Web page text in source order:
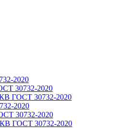
2020
30732-2020
ГОСТ 30732-2020
2020
30732-2020
ГОСТ 30732-2020